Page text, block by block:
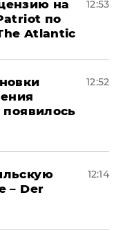
на
по
Atlantic
12:53
12:52
– Der
12:14